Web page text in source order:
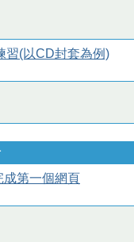
習(以CD封套為例)
成第一個網頁